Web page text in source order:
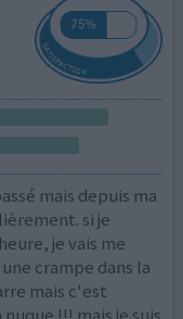
mais depuis ma
si je
je vais me
crampe dans la
mais c'est